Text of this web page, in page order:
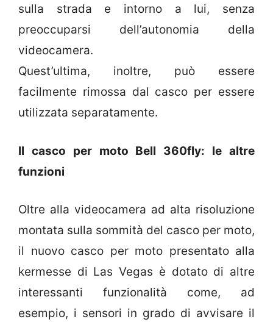
sulla strada e intorno a lui, senza
preoccuparsi dell’autonomia della
videocamera.
Quest’ultima, inoltre, può essere
facilmente rimossa dal casco per essere
utilizzata separatamente.
Il casco per moto Bell 360fly: le altre
funzioni
Oltre alla videocamera ad alta risoluzione
montata sulla sommità del casco per moto,
il nuovo casco per moto presentato alla
kermesse di Las Vegas è dotato di altre
interessanti funzionalità come, ad
esempio, i sensori in grado di avvisare il